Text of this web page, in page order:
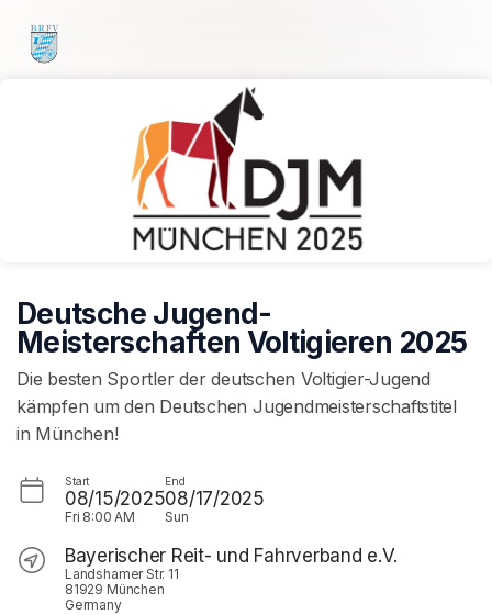
Deutsche Jugend-
Meisterschaften Voltigieren 2025
Die besten Sportler der deutschen Voltigier-Jugend
kämpfen um den Deutschen Jugendmeisterschaftstitel
in München!
Start
08/15/2025
Fri 8:00 AM
End
08/17/2025
Sun
Bayerischer Reit- und Fahrverband e.V.
Landshamer Str. 11
81929 München
Germany